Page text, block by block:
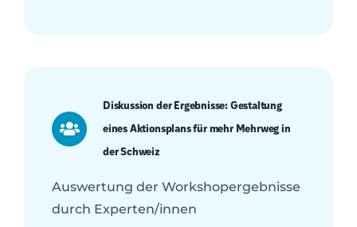
Diskussion der Ergebnisse: Gestaltung
eines Aktionsplans für mehr Mehrweg in
der Schweiz
Auswertung der Workshopergebnisse
durch Experten/innen